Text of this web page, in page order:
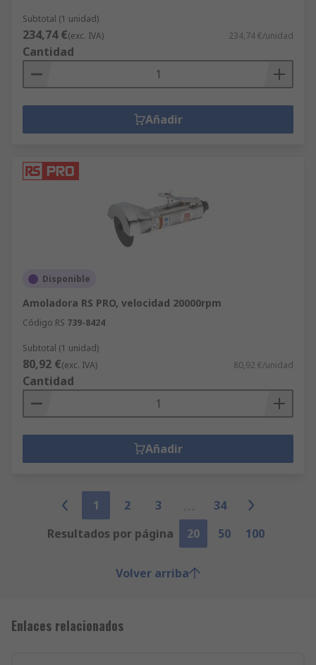
Subtotal (1 unidad)
234,74 €(exc. IVA) 234,74 €/unidad
Cantidad
Añadir
Disponible
Amoladora RS PRO, velocidad 20000rpm
Código RS 739-8424
Subtotal (1 unidad)
80,92 €(exc. IVA) 80,92 €/unidad
Cantidad
Añadir
1 2 3
34
Resultados por página
20 50 100
Volver arriba
Enlaces relacionados